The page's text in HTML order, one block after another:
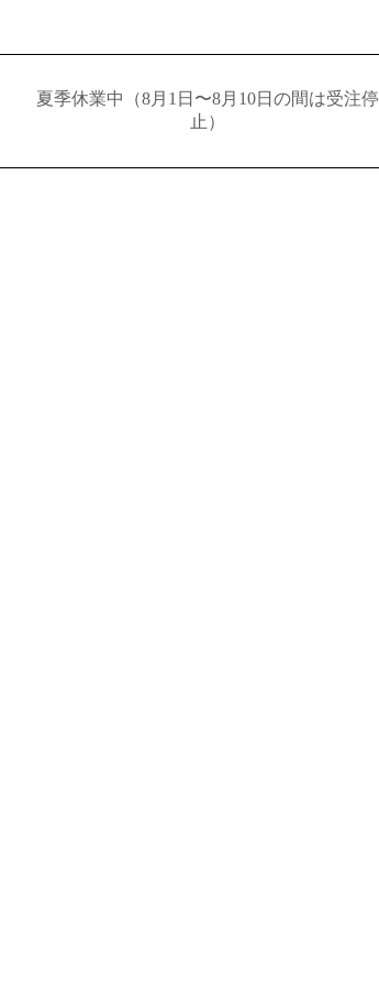
夏季休業中（8月1日〜8月10日の間は受注停
止）